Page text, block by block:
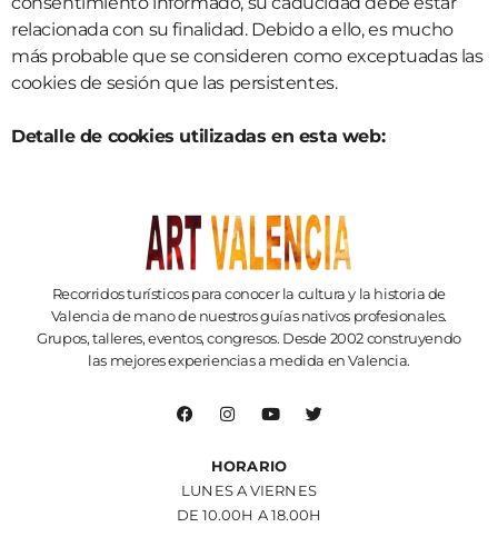
relacionada con su finalidad. Debido a ello, es mucho
más probable que se consideren como exceptuadas las
cookies de sesión que las persistentes.
Detalle de cookies utilizadas en esta web:
Recorridos turísticos para conocer la cultura y la historia de
Valencia de mano de nuestros guías nativos profesionales.
Grupos, talleres, eventos, congresos. Desde 2002 construyendo
las mejores experiencias a medida en Valencia.
HORARIO
LUNES A VIERNES
DE 10.00H A 18.00H